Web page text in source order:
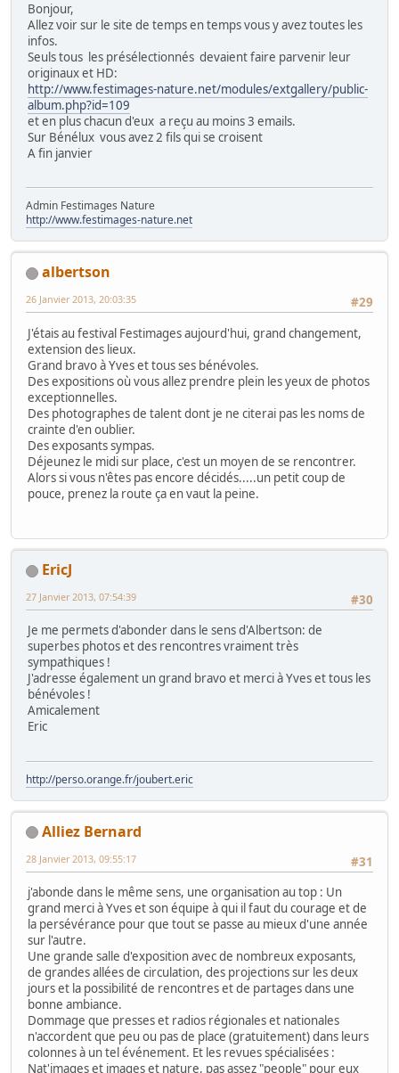
Bonjour,
Allez voir sur le site de temps en temps vous y avez toutes les
infos.
Seuls tous les présélectionnés devaient faire parvenir leur
originaux et HD:
http://www.festimages-nature.net/modules/extgallery/public-
album.php?id=109
et en plus chacun d'eux a reçu au moins 3 emails.
Sur Bénélux vous avez 2 fils qui se croisent
A fin janvier
Admin Festimages Nature
http://www.festimages-nature.net
albertson
#29
26 Janvier 2013, 20:03:35
J'étais au festival Festimages aujourd'hui, grand changement,
extension des lieux.
Grand bravo à Yves et tous ses bénévoles.
Des expositions où vous allez prendre plein les yeux de photos
exceptionnelles.
Des photographes de talent dont je ne citerai pas les noms de
crainte d'en oublier.
Des exposants sympas.
Déjeunez le midi sur place, c'est un moyen de se rencontrer.
Alors si vous n'êtes pas encore décidés.....un petit coup de
pouce, prenez la route ça en vaut la peine.
EricJ
#30
27 Janvier 2013, 07:54:39
Je me permets d'abonder dans le sens d'Albertson: de
superbes photos et des rencontres vraiment très
sympathiques !
J'adresse également un grand bravo et merci à Yves et tous les
bénévoles !
Amicalement
Eric
http://perso.orange.fr/joubert.eric
Alliez Bernard
#31
28 Janvier 2013, 09:55:17
j'abonde dans le même sens, une organisation au top : Un
grand merci à Yves et son équipe à qui il faut du courage et de
la persévérance pour que tout se passe au mieux d'une année
sur l'autre.
Une grande salle d'exposition avec de nombreux exposants,
de grandes allées de circulation, des projections sur les deux
jours et la possibilité de rencontres et de partages dans une
bonne ambiance.
Dommage que presses et radios régionales et nationales
n'accordent que peu ou pas de place (gratuitement) dans leurs
colonnes à un tel événement. Et les revues spécialisées :
Nat'images et images et nature, pas assez "people" pour eux